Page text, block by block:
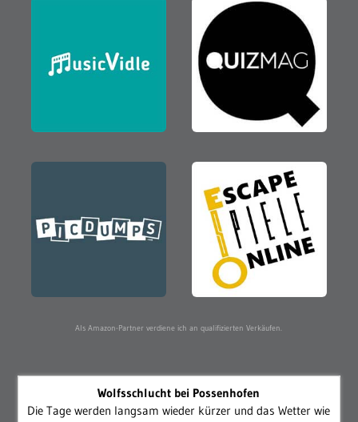
Als Amazon-Partner verdiene ich an qualifizierten Verkäufen.
Wolfsschlucht bei Possenhofen
Die Tage werden langsam wieder kürzer und das Wetter wie